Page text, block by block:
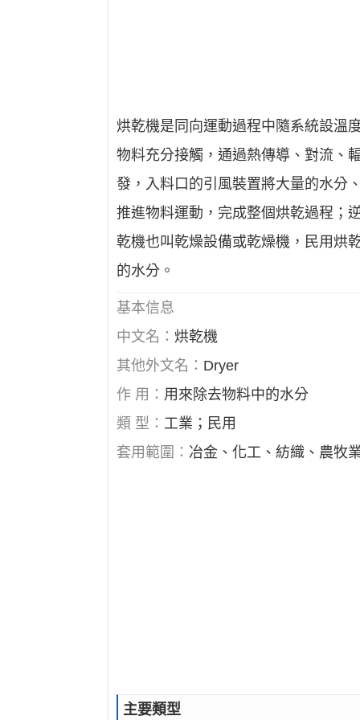
烘乾機是同向運動過程中隨系統設溫
物料充分接觸，通過熱傳導、對流、
發，入料口的引風裝置將大量的水分
推進物料運動，完成整個烘乾過程；
乾機也叫乾燥設備或乾燥機，民用烘
的水分。
基本信息
中文名：烘乾機
其他外文名： Dryer
作 用： 用來除去物料中的水分
類 型： 工業；民用
套用範圍： 冶金、化工、紡織、農牧
主要類型